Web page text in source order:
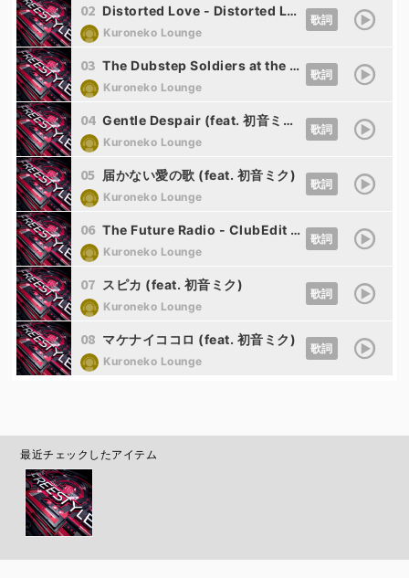
02 Distorted Love - Distorted Love mix (feat. 巡音ルカ)
Kuroneko Lounge
歌詞
03 The Dubstep Soldiers at the Front (feat. 初音ミク)
Kuroneko Lounge
歌詞
04 Gentle Despair (feat. 初音ミク)
Kuroneko Lounge
歌詞
05 届かない愛の歌 (feat. 初音ミク)
Kuroneko Lounge
歌詞
06 The Future Radio - ClubEdit (feat. 初音ミク)
Kuroneko Lounge
歌詞
07 スピカ (feat. 初音ミク)
Kuroneko Lounge
歌詞
08 マケナイココロ (feat. 初音ミク)
Kuroneko Lounge
歌詞
最近チェックしたアイテム